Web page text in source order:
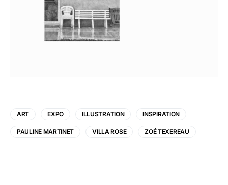
ART EXPO ILLUSTRATION INSPIRATION
PAULINE MARTINET VILLA ROSE ZOÉ TEXEREAU